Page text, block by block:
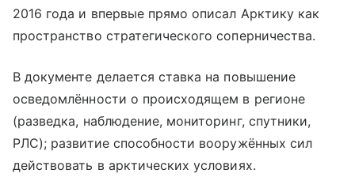
2016 года и впервые прямо описал Арктику как
пространство стратегического соперничества.
В документе делается ставка на повышение
осведомлённости о происходящем в регионе
(разведка, наблюдение, мониторинг, спутники,
РЛС); развитие способности вооружённых сил
действовать в арктических условиях.